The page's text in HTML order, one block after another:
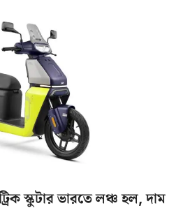
স্কুটার ভারতে লঞ্চ হল, দাম